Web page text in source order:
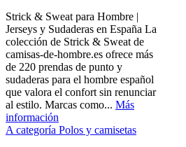
Strick & Sweat para Hombre |
Jerseys y Sudaderas en España La
colección de Strick & Sweat de
camisas-de-hombre.es ofrece más
de 220 prendas de punto y
sudaderas para el hombre español
que valora el confort sin renunciar
al estilo. Marcas como... Más
información
A categoría Polos y camisetas